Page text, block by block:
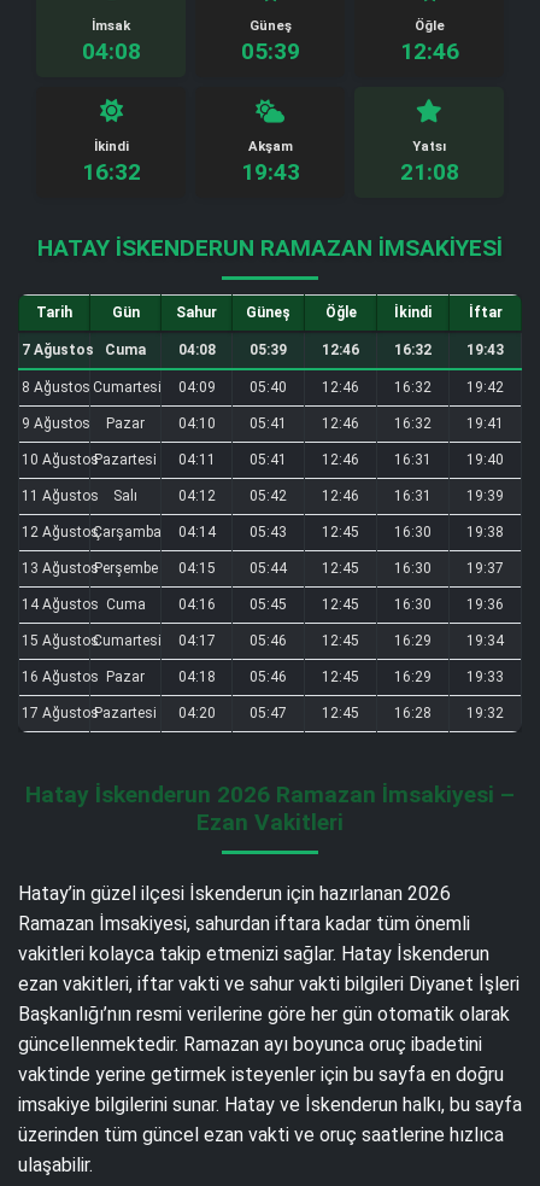
İmsak
04:08
Güneş
05:39
Öğle
12:46
İkindi
16:32
Akşam
19:43
Yatsı
21:08
HATAY İSKENDERUN RAMAZAN İMSAKIYESI
Tarih Gün Sahur Güneş Öğle İkindi İftar
7 Ağustos Cuma 04:08 05:39 12:46 16:32 19:43
8 Ağustos Cumartesi 04:09 05:40 12:46 16:32 19:42
9 Ağustos Pazar 04:10 05:41 12:46 16:32 19:41
10 AğustosPazartesi 04:11 05:41 12:46 16:31 19:40
11 Ağustos Salı 04:12 05:42 12:46 16:31 19:39
12 AğustosÇarşamba 04:14 05:43 12:45 16:30 19:38
13 AğustosPerşembe 04:15 05:44 12:45 16:30 19:37
14 Ağustos Cuma 04:16 05:45 12:45 16:30 19:36
15 AğustosCumartesi 04:17 05:46 12:45 16:29 19:34
16 Ağustos Pazar 04:18 05:46 12:45 16:29 19:33
17 AğustosPazartesi 04:20 05:47 12:45 16:28 19:32
Hatay İskenderun 2026 Ramazan İmsakiyesi –
Ezan Vakitleri
Hatay’in güzel ilçesi İskenderun için hazırlanan 2026
Ramazan İmsakiyesi, sahurdan iftara kadar tüm önemli
vakitleri kolayca takip etmenizi sağlar. Hatay İskenderun
ezan vakitleri, iftar vakti ve sahur vakti bilgileri Diyanet İşleri
Başkanlığı’nın resmi verilerine göre her gün otomatik olarak
güncellenmektedir. Ramazan ayı boyunca oruç ibadetini
vaktinde yerine getirmek isteyenler için bu sayfa en doğru
imsakiye bilgilerini sunar. Hatay ve İskenderun halkı, bu sayfa
üzerinden tüm güncel ezan vakti ve oruç saatlerine hızlıca
ulaşabilir.